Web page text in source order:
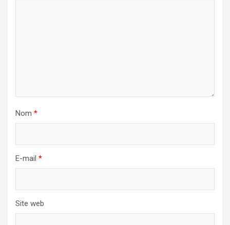
Nom *
E-mail *
Site web